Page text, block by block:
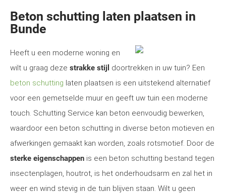
Beton schutting laten plaatsen in
Bunde
Heeft u een moderne woning en
wilt u graag deze strakke stijl doortrekken in uw tuin? Een
beton schutting laten plaatsen is een uitstekend alternatief
voor een gemetselde muur en geeft uw tuin een moderne
touch. Schutting Service kan beton eenvoudig bewerken,
waardoor een beton schutting in diverse beton motieven en
afwerkingen gemaakt kan worden, zoals rotsmotief. Door de
sterke eigenschappen is een beton schutting bestand tegen
insectenplagen, houtrot, is het onderhoudsarm en zal het in
weer en wind stevig in de tuin blijven staan. Wilt u geen